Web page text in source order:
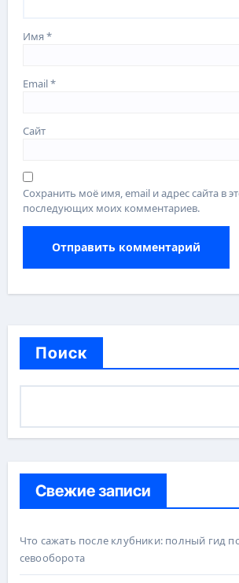
Имя*
Email*
Сайт
Сохранить моё имя, email и адрес сайта в
последующих моих комментариев.
Поиск
Свежие записи
Что сажать после клубники: полный гид
севооборота